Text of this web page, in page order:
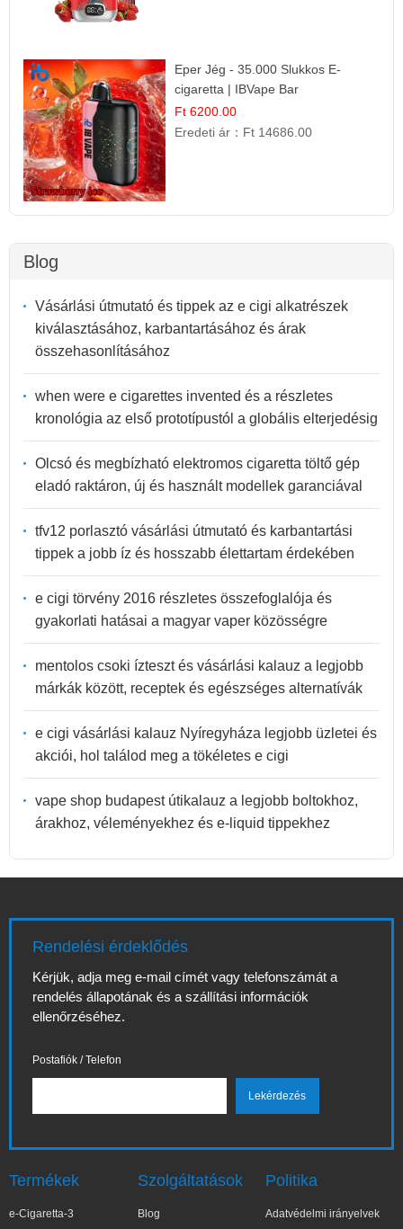
Eper Jég - 35.000 Slukkos E-
cigaretta | IBVape Bar
Ft 6200.00
Eredeti ár： Ft 14686.00
Blog
Vásárlási útmutató és tippek az e cigi alkatrészek
kiválasztásához, karbantartásához és árak
összehasonlításához
when were e cigarettes invented és a részletes
kronológia az első prototípustól a globális elterjedésig
Olcsó és megbízható elektromos cigaretta töltő gép
eladó raktáron, új és használt modellek garanciával
tfv12 porlasztó vásárlási útmutató és karbantartási
tippek a jobb íz és hosszabb élettartam érdekében
e cigi törvény 2016 részletes összefoglalója és
gyakorlati hatásai a magyar vaper közösségre
mentolos csoki ízteszt és vásárlási kalauz a legjobb
márkák között, receptek és egészséges alternatívák
e cigi vásárlási kalauz Nyíregyháza legjobb üzletei és
akciói, hol találod meg a tökéletes e cigi
vape shop budapest útikalauz a legjobb boltokhoz,
árakhoz, véleményekhez és e-liquid tippekhez
Rendelési érdeklődés
Kérjük, adja meg e-mail címét vagy telefonszámát a
rendelés állapotának és a szállítási információk
ellenőrzéséhez.
Postafiók / Telefon
Termékek
e-Cigaretta-3
Szolgáltatások
Blog
Politika
Adatvédelmi irányelvek